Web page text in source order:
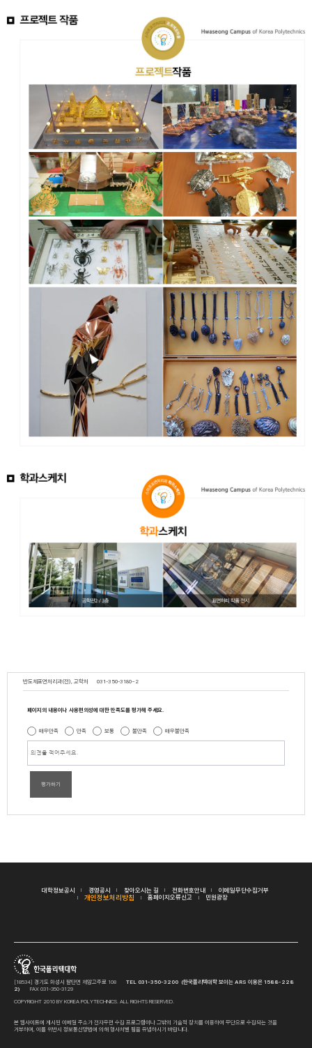
반도체표면처리과(전), 교학처 031-350-3180~2
페이지의 내용이나 사용편의성에 대한 만족도를 평가해 주세요.
매우만족 만족 보통 불만족 매우불만족
평가하기
대학정보공시 경영공시 찾아오시는 길 전화번호안내 이메일무단수집거부
개인정보처리방침 홈페이지오류신고 민원광장
[18534] 경기도 화성시 팔탄면 제암고주로 108 TEL 031-350-3200 (한국폴리텍대학 보이는 ARS 이용은 1588-228
2)
FAX 031-350-3129
COPYRIGHT 2010 BY KOREA POLYTECHNICS. ALL RIGHTS RESERVED.
본 웹사이트에 게시된 이메일 주소가 전자우편 수집 프로그램이나 그밖의 기술적 장치를 이용하여 무단으로 수집되는 것을
거부하며, 이를 위반시 정보통신망법에 의해 형사처벌 됨을 유념하시기 바랍니다.